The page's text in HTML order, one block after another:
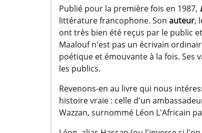
Publié pour la première fois en 1987,
littérature francophone. Son auteur,
ont très bien été reçus par le public
Maalouf n'est pas un écrivain
poétique et émouvante à la fois. Ses
les publics.
Revenons-en au livre qui nous
histoire vraie : celle d'un
Wazzan, surnommé Léon L'Africain